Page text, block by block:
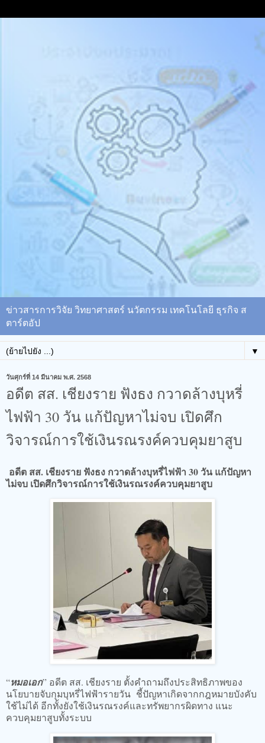
ข่าวสารการวิจัย วิทยาศาสตร์ นวัตกรรม เทคโนโลยี ธุรกิจ ส
ตาร์ตอัป
▼
วันศุกร์ที่ 14 มีนาคม พ.ศ. 2568
อดีต สส. เชียงราย ฟังธง กวาดล้างบุหรี่
ไฟฟ้า 30 วัน แก้ปัญหาไม่จบ​ เปิดศึก
วิจารณ์การใช้เงินรณรงค์ควบคุมยาสูบ
อดีต สส. เชียงราย ฟังธง กวาดล้างบุหรี่ไฟฟ้า 30 วัน แก้ปัญหา
ไม่จบ​ เปิดศึกวิจารณ์การใช้เงินรณรงค์ควบคุมยาสูบ
“หมอเอก” อดีต สส. เชียงราย ตั้งคำถามถึงประสิทธิภาพของ
นโยบายจับกุมบุหรี่ไฟฟ้ารายวัน ชี้ปัญหาเกิดจากกฎหมายบังคับ
ใช้ไม่ได้ อีกทั้งยังใช้เงินรณรงค์และทรัพยากรผิดทาง แนะ
ควบคุมยาสูบทั้งระบบ